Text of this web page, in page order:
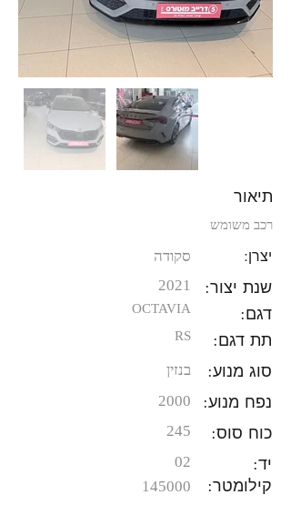
תיאור
רכב משומש
סקודה יצרן:
2021 שנת יצור:
OCTAVIA דגם:
RS תת דגם:
בנזין סוג מנוע:
2000 נפח מנוע:
245 כוח סוס:
02 יד:
145000 קילומטר: